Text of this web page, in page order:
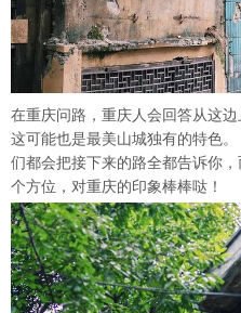
在重庆问路，重庆人会回答从这
这可能也是最美山城独有的特色
们都会把接下来的路全都告诉你
个方位，对重庆的印象棒棒哒！